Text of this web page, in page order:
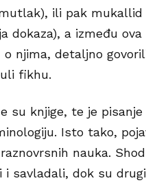
ili pak mukallid
dokaza), a između
njima, detaljno
fikhu.
su knjige, te je
Isto tako,
nauka.
savladali, dok su